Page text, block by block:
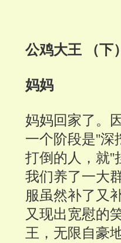
公鸡大王 （下
妈妈
妈妈回家了。
一个阶段是''深
打倒的人，就''
我们养了一大
服虽然补了又
又现出宽慰的
王，无限自豪